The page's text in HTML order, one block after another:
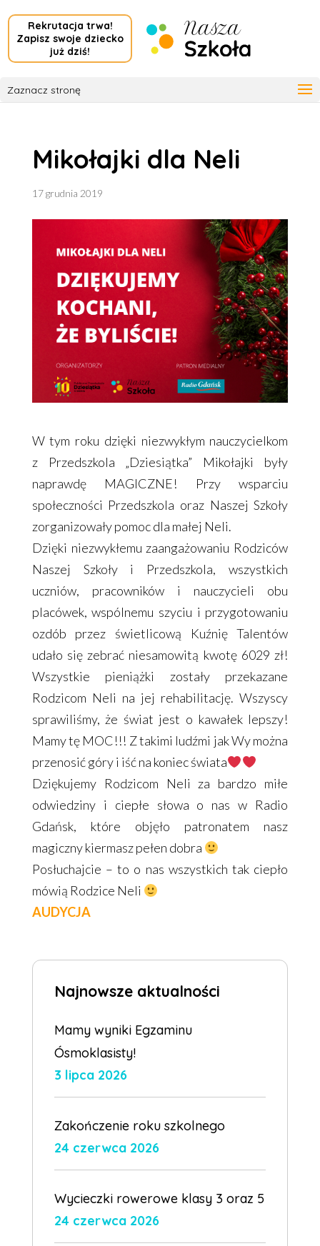
Rekrutacja trwa!
Zapisz swoje dziecko
już dziś!
Zaznacz stronę
Mikołajki dla Neli
17 grudnia 2019
W tym roku dzięki niezwykłym nauczycielkom
z Przedszkola „Dziesiątka” Mikołajki były
naprawdę MAGICZNE! Przy wsparciu
społeczności Przedszkola oraz Naszej Szkoły
zorganizowały pomoc dla małej Neli.
Dzięki niezwykłemu zaangażowaniu Rodziców
Naszej Szkoły i Przedszkola, wszystkich
uczniów, pracowników i nauczycieli obu
placówek, wspólnemu szyciu i przygotowaniu
ozdób przez świetlicową Kuźnię Talentów
udało się zebrać niesamowitą kwotę 6029 zł!
Wszystkie pieniążki zostały przekazane
Rodzicom Neli na jej rehabilitację. Wszyscy
sprawiliśmy, że świat jest o kawałek lepszy!
Mamy tę MOC!!! Z takimi ludźmi jak Wy można
przenosić góry i iść na koniec świata
Dziękujemy Rodzicom Neli za bardzo miłe
odwiedziny i ciepłe słowa o nas w Radio
Gdańsk, które objęło patronatem nasz
magiczny kiermasz pełen dobra
Posłuchajcie – to o nas wszystkich tak ciepło
mówią Rodzice Neli
AUDYCJA
Najnowsze aktualności
Mamy wyniki Egzaminu
Ósmoklasisty!
3 lipca 2026
Zakończenie roku szkolnego
24 czerwca 2026
Wycieczki rowerowe klasy 3 oraz 5
24 czerwca 2026